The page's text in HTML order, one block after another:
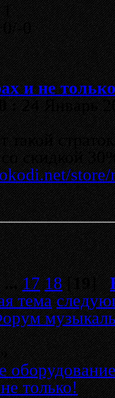
0
и не
:24 Январь
такой
скидкой
...17 18[19]
тема
только!